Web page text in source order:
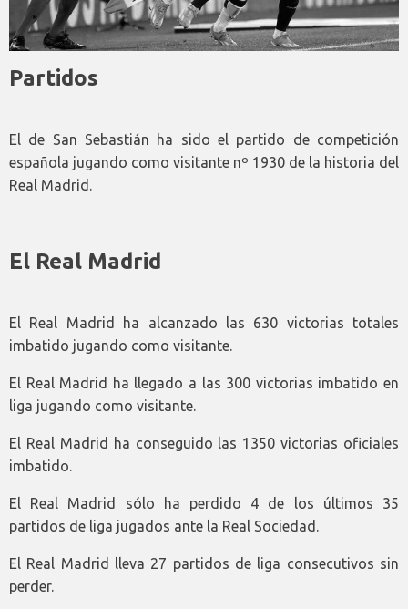
Partidos
El de San Sebastián ha sido el partido de competición
española jugando como visitante nº 1930 de la historia del
Real Madrid.
El Real Madrid
El Real Madrid ha alcanzado las 630 victorias totales
imbatido jugando como visitante.
El Real Madrid ha llegado a las 300 victorias imbatido en
liga jugando como visitante.
El Real Madrid ha conseguido las 1350 victorias oficiales
imbatido.
El Real Madrid sólo ha perdido 4 de los últimos 35
partidos de liga jugados ante la Real Sociedad.
El Real Madrid lleva 27 partidos de liga consecutivos sin
perder.